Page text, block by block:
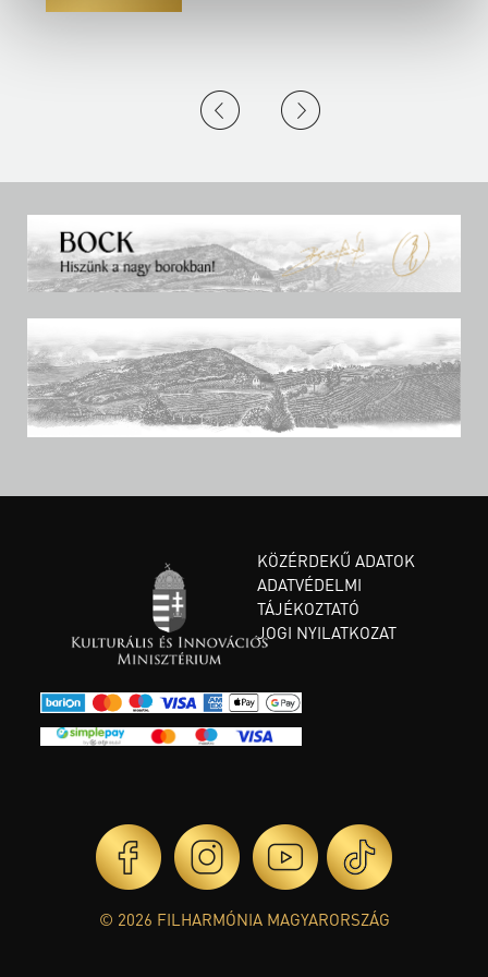
KÖZÉRDEKŰ ADATOK
ADATVÉDELMI
TÁJÉKOZTATÓ
JOGI NYILATKOZAT
© 2026 FILHARMÓNIA MAGYARORSZÁG